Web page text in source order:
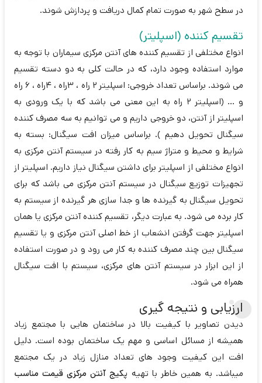
در سطح شهر به صورت تمام کمال دریافت و پردازش شوند.
تقسیم کننده (اسپلیتر)
انواع مختلفی از تقسیم کننده های آنتن مرکزی سیماران با توجه به
موارد استفاده وجود دارد، که در حالت کلی به دو دسته تقسیم
می شوند. براساس تعداد خروجی: اسپلیتر ۲ راه ، ۳راه ، ۴راه ، ۶ راه
و ... (اسپلیتر 2 راه به این معنی می باشد که با یک ورودی به
اسپلیتر از آنتن، دو خروجی داریم و می توانیم به سه مصرف کننده
سیگنال تحویل دهیم ). براساس میزان افت سیگنال: بسته به
شرایط و محیط و متراژ سیم به کار رفته در سیستم آنتن مرکزی به
انواع مختلفی از اسپلیتر برای داشتن سیگنال نیاز داریم. اسپلیتر از
تجهیزات توزیع سیگنال در سیستم آنتن مرکزی می باشد که برای
تحویل سیگنال به گیرنده ها و جدا سازی هر گیرنده از سیستم به
کار برده می شود. به عبارت دیگر، تقسیم کننده آنتن مرکزی یا همان
اسپلیتر جهت گرفتن انشعاب از خط اصلی آنتن مرکزی و یا تقسیم
سیگنال بین چند مصرف کننده به کار می رود و در صورت استفاده
از این ابزار در سیستم آنتن های مرکزی، سیستم با افت سیگنال
همراه می شود.
ارزیابی و نتیجه گیری
دیدن تصاویر با کیفیت بالا در ساختمان هایی با مجتمع زیاد
همیشه از مسائل اساسی و مهم یک ساختمان بوده است. دلیل
افت این کیفیت وجود های تعداد منازل زیاد در یک مجتمع
میباشد. به همین خاطر با تهیه پکیج آنتن مرکزی قیمت مناسب